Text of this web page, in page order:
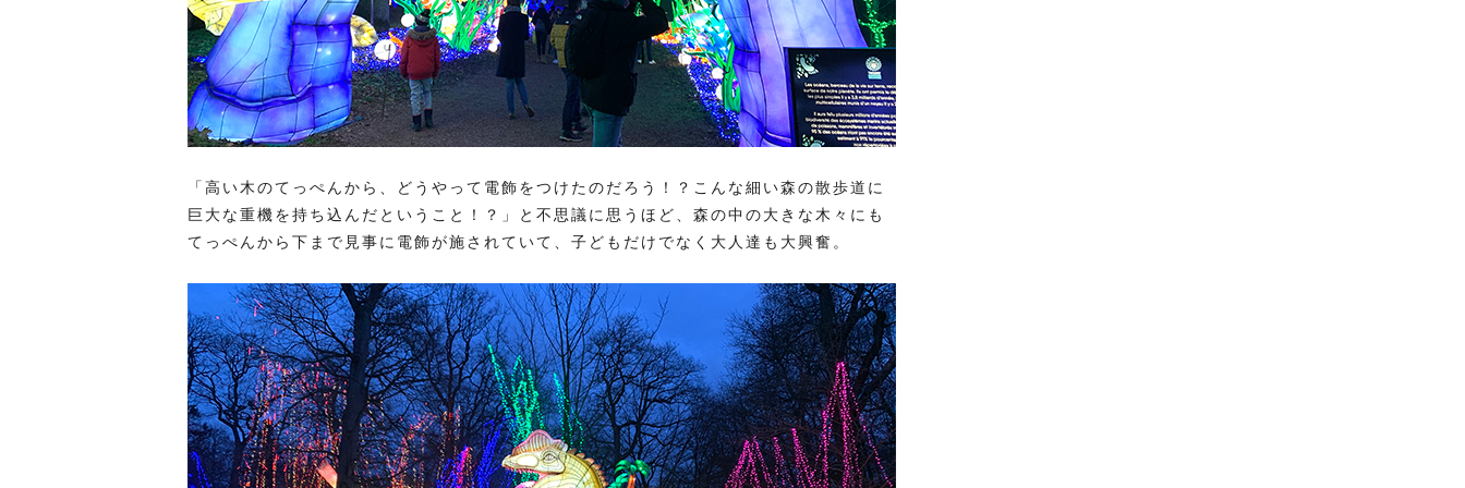
「高い木のてっぺんから、どうやって電飾をつけたのだろう！？こんな細い森の散歩道に
巨大な重機を持ち込んだということ！？」と不思議に思うほど、森の中の大きな木々にも
てっぺんから下まで見事に電飾が施されていて、子どもだけでなく大人達も大興奮。